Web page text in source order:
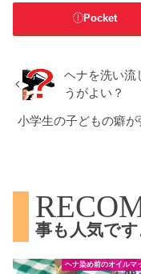
Pocket
ヘナを洗い流
うがよい？
小学生の子どもの癖
事も人気です
ヘナ染め前のオイルマ